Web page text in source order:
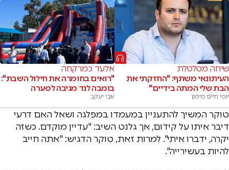
שיחה מטלטלת
העיתונאי משתף: "החזקתי את
הבת שלי המתה בידיים"
יוסי חיים מימון
אלעד כמרקחה
"רואים בחומרה את חילול השבת":
בומבה לנד מגיבה לסערה
אבי יעקב
טוקר המשיך להתעניין במעמדו במפלגה ושאל האם דרעי
דיבר איתו על קידום, אך גלנט השיב: "עדיין מוקדם. כשזה
יקרה, ידברו איתי". למרות זאת, טוקר הדגיש: "אתה חייב
להיות בעשירייה".